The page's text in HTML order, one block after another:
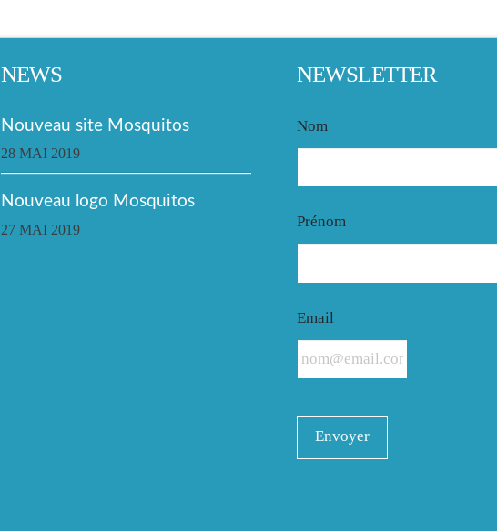
NEWS
Nouveau site Mosquitos
28 MAI 2019
Nouveau logo Mosquitos
27 MAI 2019
NEWSLETTER
Nom
Prénom
Email